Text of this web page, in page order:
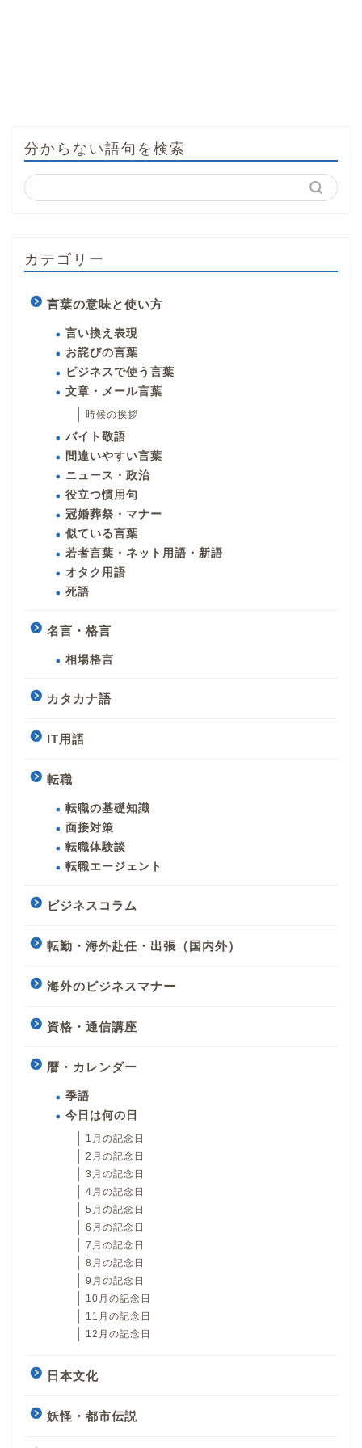
分からない語句を検索
カテゴリー
言葉の意味と使い方
言い換え表現
お詫びの言葉
ビジネスで使う言葉
文章・メール言葉
時候の挨拶
バイト敬語
間違いやすい言葉
ニュース・政治
役立つ慣用句
冠婚葬祭・マナー
似ている言葉
若者言葉・ネット用語・新語
オタク用語
死語
名言・格言
相場格言
カタカナ語
IT用語
転職
転職の基礎知識
面接対策
転職体験談
転職エージェント
ビジネスコラム
転勤・海外赴任・出張（国内外）
海外のビジネスマナー
資格・通信講座
暦・カレンダー
季語
今日は何の日
1月の記念日
2月の記念日
3月の記念日
4月の記念日
5月の記念日
6月の記念日
7月の記念日
8月の記念日
9月の記念日
10月の記念日
11月の記念日
12月の記念日
日本文化
妖怪・都市伝説